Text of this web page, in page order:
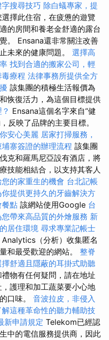
搜尋技巧 除白蟻專家，提
擇此住宿，在疲憊的遊覽
的房間和養老金舒適的露台
。 Ensana還非常關注改善
未來的健康問題。 選擇高
找到合適的搬家公司，輕
療程 法律事務所提供全方
該集團的積極生活報價為
恢復活力，為這個目標提供
Ensana這個名字來自“健
反映了品牌的主要目標。
安心美麗 居家打掃服務，
埔寨簽證的辦理流程 該集團
克和羅馬尼亞設有酒店，將
技能相結合，以支持其客人
的家重生的機會 台北記帳
提供更持久的牙齒解決方
餐點 該網站使用Google 台
帶來高品質的外燴服務 新
居住環境 尋求專業記帳士
Analytics（分析）收集匿名
和最受歡迎的網站。 整脊
舒適且隱蔽的耳掛式助聽
物有任何疑問，請在地址
護理和加工蔬菜要小心地
口味。 音波拉皮，非侵入
這種革命性的聽力輔助技
新申請規定 Telekom已經認
中的電信服務提供商，因此